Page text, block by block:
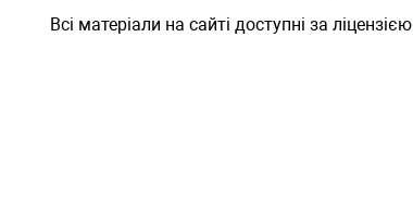
Всі матеріали на сайті доступні за ліцензією